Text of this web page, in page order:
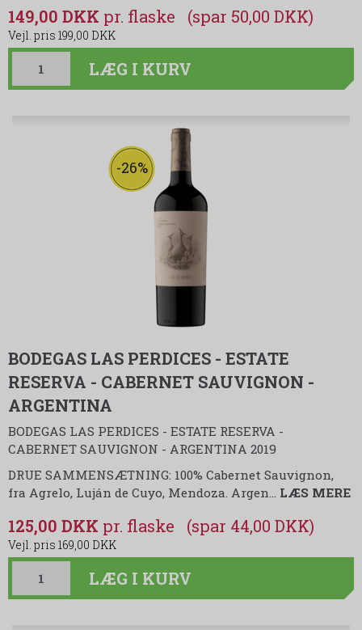
149,00 DKK
199,00 DKK
(spar 50,00 DKK)
LÆG I KURV
-26%
BODEGAS LAS PERDICES - ESTATE
RESERVA - CABERNET SAUVIGNON -
ARGENTINA
BODEGAS LAS PERDICES - ESTATE RESERVA -
CABERNET SAUVIGNON - ARGENTINA 2019
DRUE SAMMENSÆTNING: 100% Cabernet Sauvignon,
fra Agrelo, Luján de Cuyo, Mendoza. Argen
LÆS MERE
125,00 DKK
169,00 DKK
(spar 44,00 DKK)
LÆG I KURV